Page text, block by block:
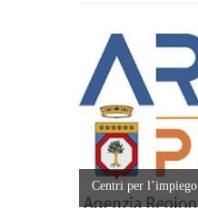
Centri per